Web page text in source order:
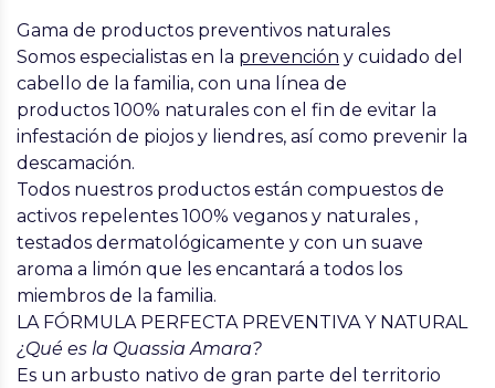
Gama de productos preventivos naturales
Somos especialistas en la prevención y cuidado del
cabello de la familia, con una línea de
productos 100% naturales con el fin de evitar la
infestación de piojos y liendres, así como prevenir la
descamación.
Todos nuestros productos están compuestos de
activos repelentes 100% veganos y naturales ,
testados dermatológicamente y con un suave
aroma a limón que les encantará a todos los
miembros de la familia.
LA FÓRMULA PERFECTA PREVENTIVA Y NATURAL
¿Qué es la Quassia Amara?
Es un arbusto nativo de gran parte del territorio